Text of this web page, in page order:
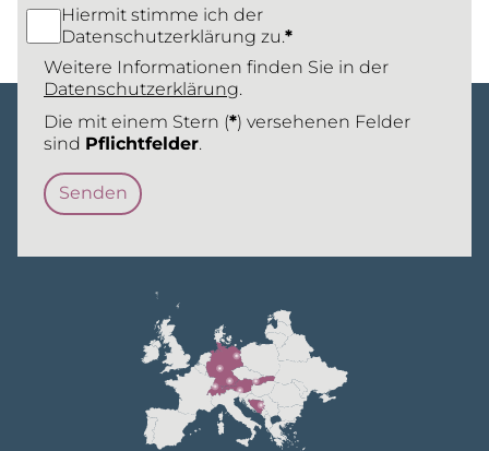
Hiermit stimme ich der
Datenschutzerklärung zu.*
Weitere Informationen finden Sie in der
Datenschutzerklärung.
Die mit einem Stern (*) versehenen Felder
sind Pflichtfelder.